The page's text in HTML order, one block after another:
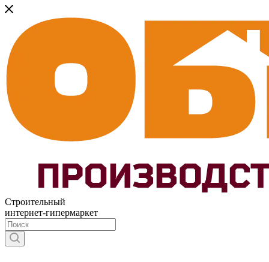
Строительный
интернет-гипермаркет